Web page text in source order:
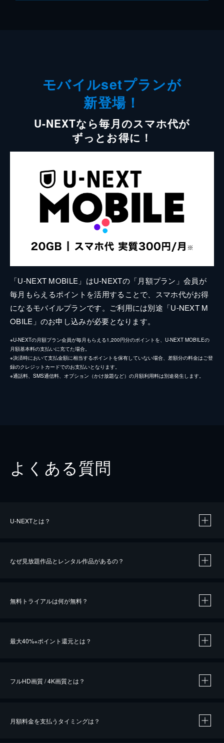
モバイルsetプランが
新登場！
U-NEXTなら毎月のスマホ代が
ずっとお得に！
「U-NEXT MOBILE」はU-NEXTの「月額プラン」会員が
毎月もらえるポイントを活用することで、スマホ代がお得
になるモバイルプランです。ご利用には別途「U-NEXT M
OBILE」のお申し込みが必要となります。
※U-NEXTの月額プラン会員が毎月もらえる1,200円分のポイントを、U-NEXT MOBILEの
月額基本料の支払いに充てた場合。
※決済時において支払金額に相当するポイントを保有していない場合、差額分の料金はご登
録のクレジットカードでのお支払いとなります。
※通話料、SMS通信料、オプション（かけ放題など）の月額利用料は別途発生します。
よくある質問
U-NEXTとは？
なぜ見放題作品とレンタル作品があるの？
無料トライアルは何が無料？
最大40%※ポイント還元とは？
※40％ポイント還元の対象は、クレジットカード決済による作品の購入 / レンタルです。
フルHD画質 / 4K画質とは？
月額料金を支払うタイミングは？